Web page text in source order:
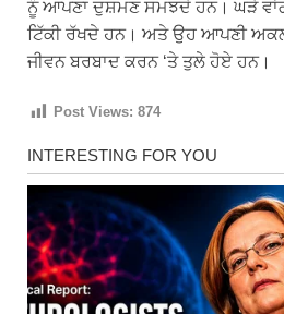
ਨੂੰ ਆਪਣਾ ਦੁਸ਼ਮਣ ਸਮਝਦੇ ਹਨ। ਘੜੇ
ਟਿੱਕੀ ਰੱਖਦੇ ਹਨ। ਅਤੇ ਉਹ ਆਪਣੀ
ਜੀਵਨ ਬਰਬਾਦ ਕਰਨ ‘ਤੇ ਤੁਲੇ ਹੋਏ ਹਨ।
Post Views: 874